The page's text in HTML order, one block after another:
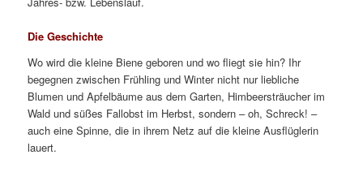
Die Geschichte
Wo wird die kleine Biene geboren und wo fliegt sie hin? Ihr
begegnen zwischen Frühling und Winter nicht nur liebliche
Blumen und Apfelbäume aus dem Garten, Himbeersträucher im
Wald und süßes Fallobst im Herbst, sondern – oh, Schreck! –
auch eine Spinne, die in ihrem Netz auf die kleine Ausflüglerin
lauert.